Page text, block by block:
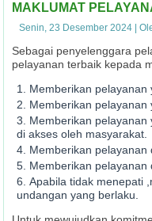
Ria Nofia S.H.I
MAKLUMAT
Senin, 23 Desember 2024
Sebagai penyelenggara
pelayanan terbaik kepada
Memberikan
Memberikan
Memberikan
di akses oleh masyarakat.
Memberikan pelayanan
Memberikan pelayanan
Apabila tidak menepati
undangan yang berlaku.